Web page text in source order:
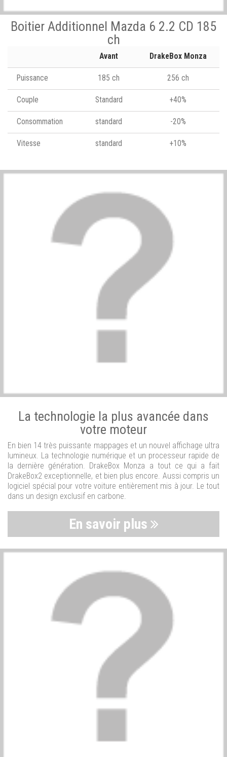
Boitier Additionnel Mazda 6 2.2 CD 185
ch
Avant DrakeBox Monza
Puissance 185 ch 256 ch
Couple Standard +40%
Consommation standard -20%
Vitesse standard +10%
La technologie la plus avancée dans
votre moteur
En bien 14 très puissante mappages et un nouvel affichage ultra
lumineux. La technologie numérique et un processeur rapide de
la dernière génération. DrakeBox Monza a tout ce qui a fait
DrakeBox2 exceptionnelle, et bien plus encore. Aussi compris un
logiciel spécial pour votre voiture entièrement mis à jour. Le tout
dans un design exclusif en carbone.
En savoir plus